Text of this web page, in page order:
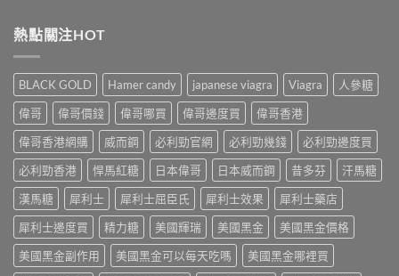
渠
4
招
防
偽
鑑
別
指
南〉
士
品
排
行
榜
與
網
購
選
指
南〉
中
港
全
攻
略：
藥
房
與
網
購
貨
渠
道
比
必
利
香
港
價
格
全
攻
略：
Priligy
房
與
網
購
正
熱點關注HOT
BLACK GOLD Hamer candy japanese viagra Viagra
人參糖
偉哥
偉哥價錢 偉哥哪買 偉哥邊度買
偉哥香港
偉哥香港網購
威而鋼 必利勁官網 必利勁幾錢
必利勁邊度買
必利勁香港
悍馬紅糖 日本偉哥 日本威而鋼 昔多芬
汗馬糖
漢馬糖
犀利士 犀利士屈臣氏 犀利士效果
犀利士藥店
犀利士邊度買
精力糖 美國輝瑞 美國黑金
美國黑金價格
美國黑金副作用
美國黑金可以每天吃嗎
美國黑金哪裡買